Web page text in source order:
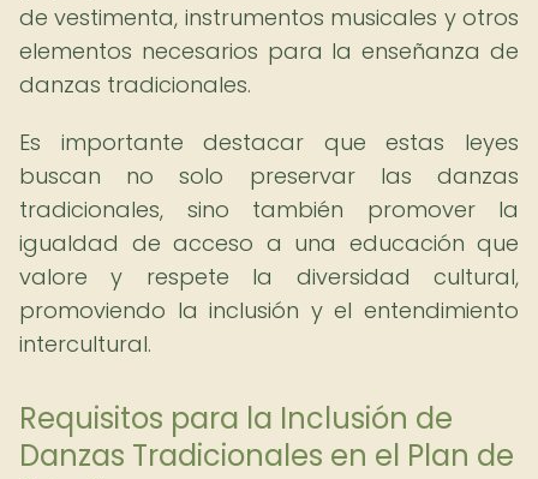
de vestimenta, instrumentos musicales y otros
elementos necesarios para la enseñanza de
danzas tradicionales.
Es importante destacar que estas leyes
buscan no solo preservar las danzas
tradicionales, sino también promover la
igualdad de acceso a una educación que
valore y respete la diversidad cultural,
promoviendo la inclusión y el entendimiento
intercultural.
Requisitos para la Inclusión de
Danzas Tradicionales en el Plan de